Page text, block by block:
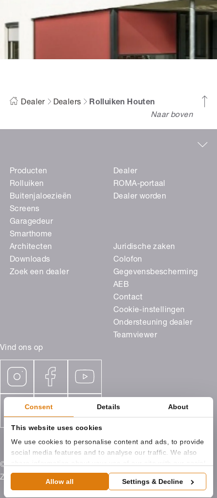
Consent Details About
This website uses cookies
We use cookies to personalise content and ads, to provide
social media features and to analyse our traffic. We also
media, advertising and analytics partners who may
combine it with other information that you’ve provided to
Allow all Settings & Decline
Dealer Dealers
Rolluiken Houten
Naar boven
Vind ons op
Producten
Rolluiken
Buitenjaloezieën
Screens
Garagedeur
Smarthome
Dealer
ROMA-portaal
Dealer worden
Architecten
Downloads
Zoek een dealer
Juridische zaken
Colofon
Gegevensbescherming
AEB
Contact
Cookie-instellingen
Ondersteuning dealer
Teamviewer
© 2026 ROMA Benelux, Campagneweg 9 4761 RM
Zevenbergen